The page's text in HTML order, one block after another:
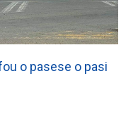
o pasese o pasi